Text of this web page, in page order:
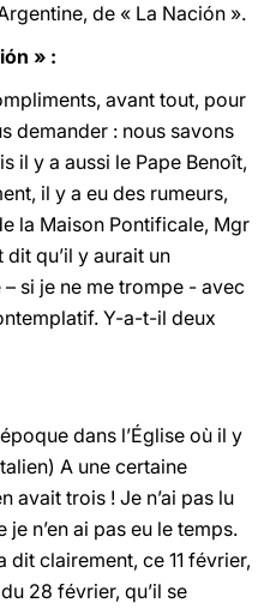
de « La Nación ».
» :
avant tout, pour
demander : nous savons
il y a aussi le Pape Benoît,
il y a eu des rumeurs,
la Maison Pontificale, Mgr
qu’il y aurait un
si je ne me trompe - avec
Y-a-t-il deux
dans l’Église où il y
A une certaine
avait trois ! Je n’ai pas lu
n’en ai pas eu le temps.
dit clairement, ce 11 février,
28 février, qu’il se